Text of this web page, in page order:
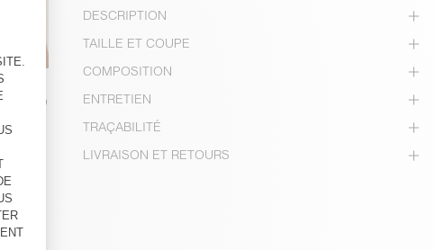
DESCRIPTION
TAILLE ET COUPE
COMPOSITION
ENTRETIEN
TRAÇABILITÉ
LIVRAISON ET RETOURS